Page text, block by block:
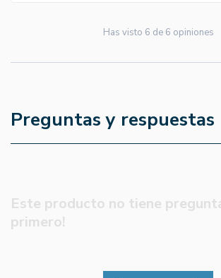
Has visto 6 de 6 opiniones
Preguntas y respuestas
Este producto no tiene
primero!